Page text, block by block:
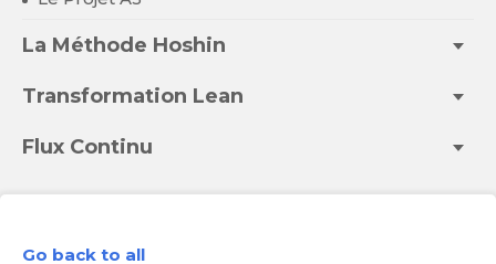
La Méthode Hoshin
Transformation Lean
Flux Continu
Go back to all